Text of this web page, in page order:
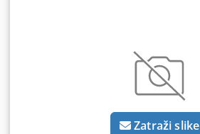
Zatraži slike